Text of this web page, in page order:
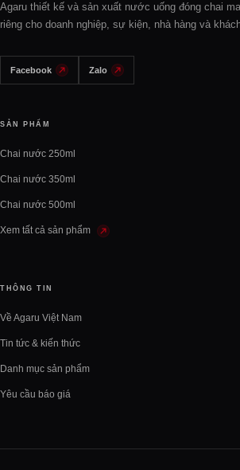
Agaru thiết kế và sản xuất nước uống đóng chai
riêng cho doanh nghiệp, sự kiện, nhà hàng và
Facebook Zalo
SẢN PHẨM
Chai nước 250ml
Chai nước 350ml
Chai nước 500ml
Xem tất cả sản phẩm
THÔNG TIN
Về Agaru Việt Nam
Tin tức & kiến thức
Danh mục sản phẩm
Yêu cầu báo giá